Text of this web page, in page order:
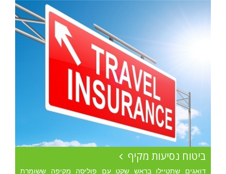
ביטוח נסיעות מקיף
דואגים שתטיילו בראש שקט עם פוליסה מקיפה ששומרת